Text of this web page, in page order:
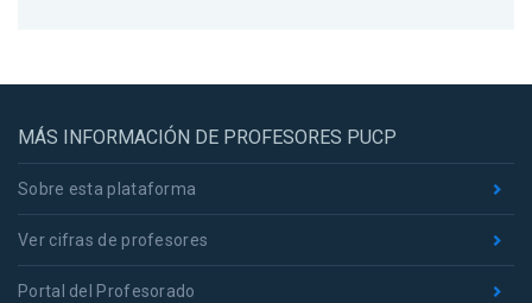
MÁS INFORMACIÓN DE PROFESORES PUCP
Sobre esta plataforma
Ver cifras de profesores
Portal del Profesorado